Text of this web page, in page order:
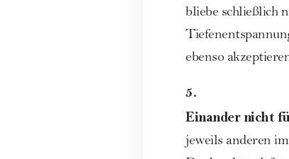
bliebe schließlich
ebenso
5.
Einander nicht
jeweils anderen